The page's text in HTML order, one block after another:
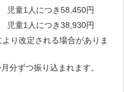
童1人につき58,450円
童1人につき38,930円
改定される場合がありま
ずつ振り込まれます。